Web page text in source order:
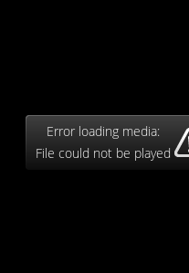
Error loading media:
File could not be played